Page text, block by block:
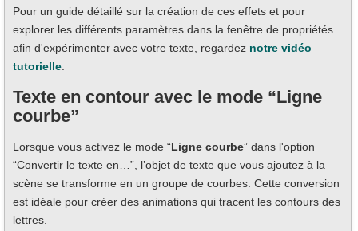
Pour un guide détaillé sur la création de ces effets et pour
explorer les différents paramètres dans la fenêtre de propriétés
afin d'expérimenter avec votre texte, regardez notre vidéo
tutorielle
Texte en contour avec le mode “Ligne
courbe”
Lorsque vous activez le mode “Ligne courbe” dans l'option
“Convertir le texte en…”, l’objet de texte que vous ajoutez à la
scène se transforme en un groupe de courbes. Cette conversion
est idéale pour créer des animations qui tracent les contours des
lettres.